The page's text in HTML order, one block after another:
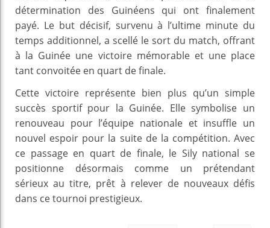
détermination des Guinéens qui ont finalement
payé. Le but décisif, survenu à l’ultime minute du
temps additionnel, a scellé le sort du match, offrant
à la Guinée une victoire mémorable et une place
tant convoitée en quart de finale.
Cette victoire représente bien plus qu’un simple
succès sportif pour la Guinée. Elle symbolise un
renouveau pour l’équipe nationale et insuffle un
nouvel espoir pour la suite de la compétition. Avec
ce passage en quart de finale, le Sily national se
positionne désormais comme un prétendant
sérieux au titre, prêt à relever de nouveaux défis
dans ce tournoi prestigieux.